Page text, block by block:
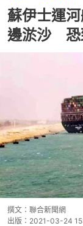
蘇伊士運
邊淤沙 恐
撰文： 聯合新聞網
出版： 2021-03-24